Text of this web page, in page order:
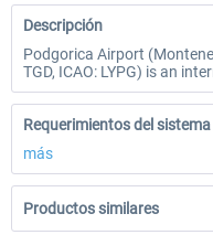
Descripción
Podgorica Airport
TGD, ICAO: LYPG) is an
Requerimientos del sistema
más
Productos similares